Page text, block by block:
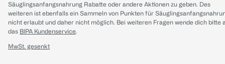
Säuglingsanfangsnahrung Rabatte oder andere Aktionen zu geben. Des
weiteren ist ebenfalls ein Sammeln von Punkten für
nicht erlaubt und daher nicht möglich. Bei weiteren Fragen wende dich bitte
das BIPA Kundenservice.
MwSt. gesenkt